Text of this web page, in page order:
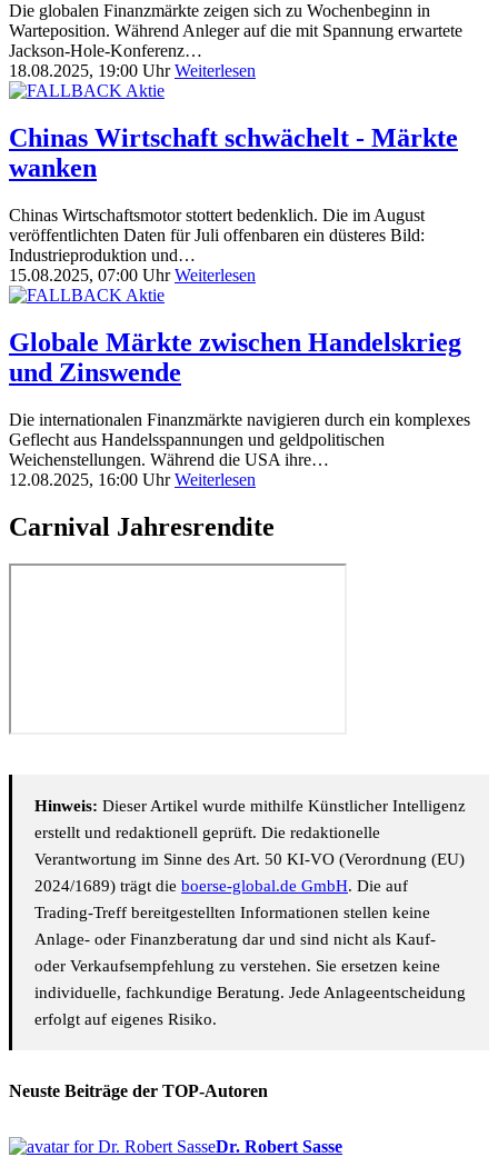
Die globalen Finanzmärkte zeigen sich zu Wochenbeginn in
Warteposition. Während Anleger auf die mit Spannung erwartete
Jackson-Hole-Konferenz…
18.08.2025, 19:00 Uhr Weiterlesen
Chinas Wirtschaft schwächelt - Märkte
wanken
Chinas Wirtschaftsmotor stottert bedenklich. Die im August
veröffentlichten Daten für Juli offenbaren ein düsteres Bild:
Industrieproduktion und…
15.08.2025, 07:00 Uhr Weiterlesen
Globale Märkte zwischen Handelskrieg
und Zinswende
Die internationalen Finanzmärkte navigieren durch ein komplexes
Geflecht aus Handelsspannungen und geldpolitischen
Weichenstellungen. Während die USA ihre…
12.08.2025, 16:00 Uhr Weiterlesen
Carnival Jahresrendite
Hinweis: Dieser Artikel wurde mithilfe Künstlicher Intelligenz
erstellt und redaktionell geprüft. Die redaktionelle
Verantwortung im Sinne des Art. 50 KI-VO (Verordnung (EU)
2024/1689) trägt die boerse-global.de GmbH. Die auf
Trading-Treff bereitgestellten Informationen stellen keine
Anlage- oder Finanzberatung dar und sind nicht als Kauf-
oder Verkaufsempfehlung zu verstehen. Sie ersetzen keine
individuelle, fachkundige Beratung. Jede Anlageentscheidung
erfolgt auf eigenes Risiko.
Neuste Beiträge der TOP-Autoren
Dr. Robert Sasse